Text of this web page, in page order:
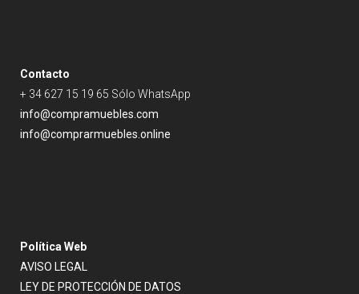
Contacto
+ 34 627 15 19 65 Sólo WhatsApp
info@compramuebles.com
info@comprarmuebles.online
Política Web
AVISO LEGAL
LEY DE PROTECCIÓN DE DATOS